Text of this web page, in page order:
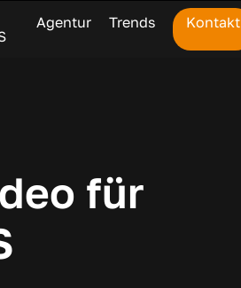
Agentur Trends Kontakt
für